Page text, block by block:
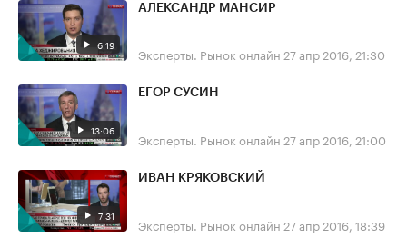
6:19
АЛЕКСАНДР МАНСИР
Эксперты. Рынок онлайн 27 апр 2016, 21:30
13:06
ЕГОР СУСИН
Эксперты. Рынок онлайн 27 апр 2016, 21:00
7:31
ИВАН КРЯКОВСКИЙ
Эксперты. Рынок онлайн 27 апр 2016, 18:39